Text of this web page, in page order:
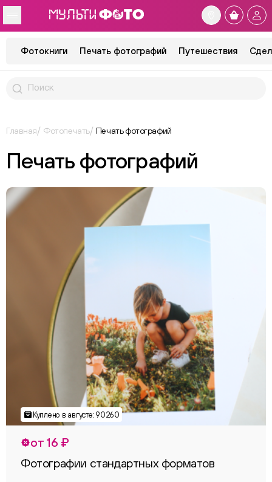
Фотокниги Печать фотографий Путешествия
Главная Фотопечать Печать фотографий
Печать фотографий
от 16 ₽
Фотографии стандартных форматов